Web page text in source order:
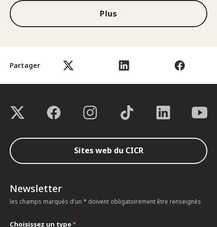
Partager
Plus
Sites web du CICR
Newsletter
les champs marqués d'un * doivent obligatoirement être renseignés
Choisissez un type*